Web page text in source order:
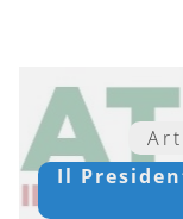
Il